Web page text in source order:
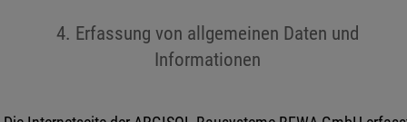
4. Erfassung von allgemeinen Daten und
Informationen